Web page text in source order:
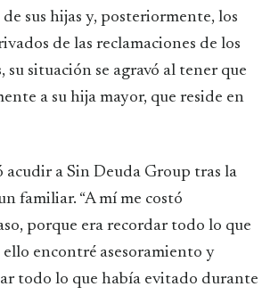
de sus hijas y, posteriormente, los
de las reclamaciones de los
su situación se agravó al tener que
a su hija mayor, que reside en
a Sin Deuda Group tras la
familiar. “A mí me costó
porque era recordar todo lo que
ello encontré asesoramiento y
todo lo que había evitado durante